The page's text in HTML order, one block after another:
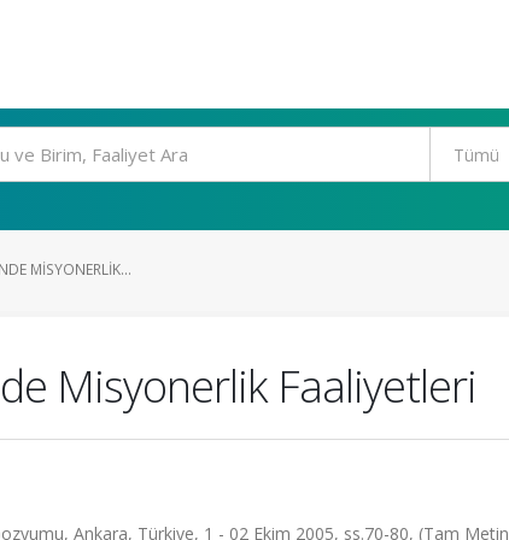
MISYONERLIK...
Misyonerlik Faaliyetleri
Ankara, Türkiye, 1 - 02 Ekim 2005, ss.70-80, (Tam Metin